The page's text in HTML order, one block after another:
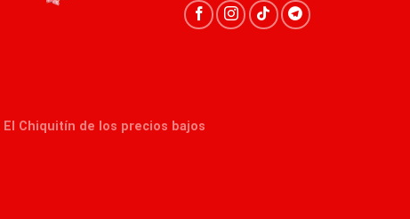
El Chiquitín de los precios bajos